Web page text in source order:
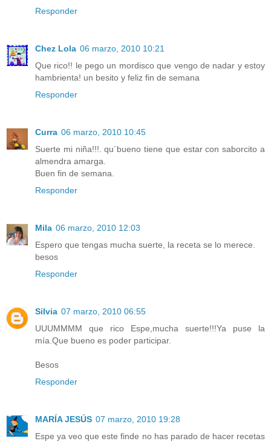
Responder
Chez Lola 06 marzo, 2010 10:21
Que rico!! le pego un mordisco que vengo de nadar y estoy
hambrienta! un besito y feliz fin de semana
Responder
Curra 06 marzo, 2010 10:45
Suerte mi niña!!!. qu´bueno tiene que estar con saborcito a
almendra amarga.
Buen fin de semana.
Responder
Mila 06 marzo, 2010 12:03
Espero que tengas mucha suerte, la receta se lo merece.
besos
Responder
Silvia 07 marzo, 2010 06:55
UUUMMMM que rico Espe,mucha suerte!!!Ya puse la
mía.Que bueno es poder participar.
Besos
Responder
MARÍA JESÚS 07 marzo, 2010 19:28
Espe ya veo que este finde no has parado de hacer recetas